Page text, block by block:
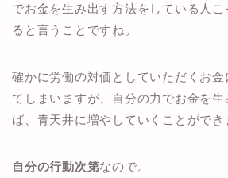
でお金を生み出す方法をしている人
ると言うことですね。
確かに労働の対価としていただくお
てしまいますが、自分の力でお金を
ば、青天井に増やしていくことができ
自分の行動次第なので。